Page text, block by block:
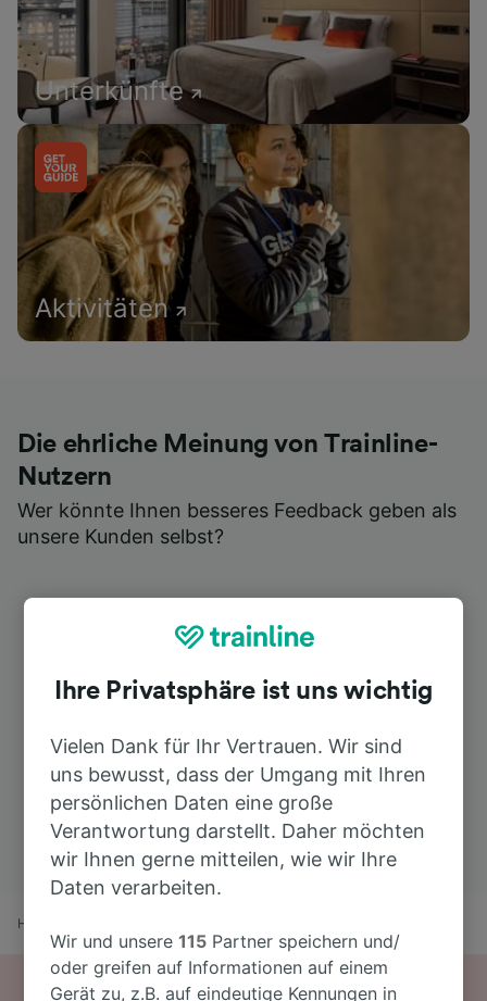
Unterkünfte
Aktivitäten
Die ehrliche Meinung von Trainline-
Nutzern
Wer könnte Ihnen besseres Feedback geben als
unsere Kunden selbst?
Home
Ihre Privatsphäre ist uns wichtig
Vielen Dank für Ihr Vertrauen. Wir sind
uns bewusst, dass der Umgang mit Ihren
persönlichen Daten eine große
Verantwortung darstellt. Daher möchten
wir Ihnen gerne mitteilen, wie wir Ihre
Daten verarbeiten.
Wir und unsere115 Partner speichern und/
oder greifen auf Informationen auf einem
Gerät zu, z.B. auf eindeutige Kennungen in